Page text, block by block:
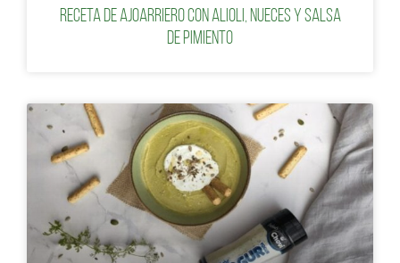
Receta de ajoarriero con alioli, nueces y salsa
de pimiento